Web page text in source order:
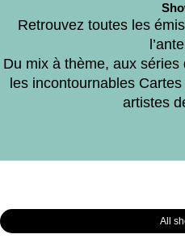
Retrouvez toutes les
Du mix à thème, aux séries
les incontournables
artistes
All